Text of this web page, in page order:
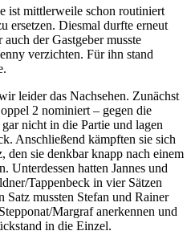
ist mittlerweile schon routiniert
ersetzen. Diesmal durfte erneut
der Gastgeber musste
verzichten. Für ihn stand
leider das Nachsehen. Zunächst
2 nominiert – gegen die
nicht in die Partie und lagen
Anschließend kämpften sie sich
den sie denkbar knapp nach einem
Unterdessen hatten Jannes und
Tappenbeck in vier Sätzen
Satz mussten Stefan und Rainer
Margraf anerkennen und
in die Einzel.